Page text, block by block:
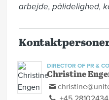
arbejde, pålidelighed,
DIRECTOR OF PR &
Christine